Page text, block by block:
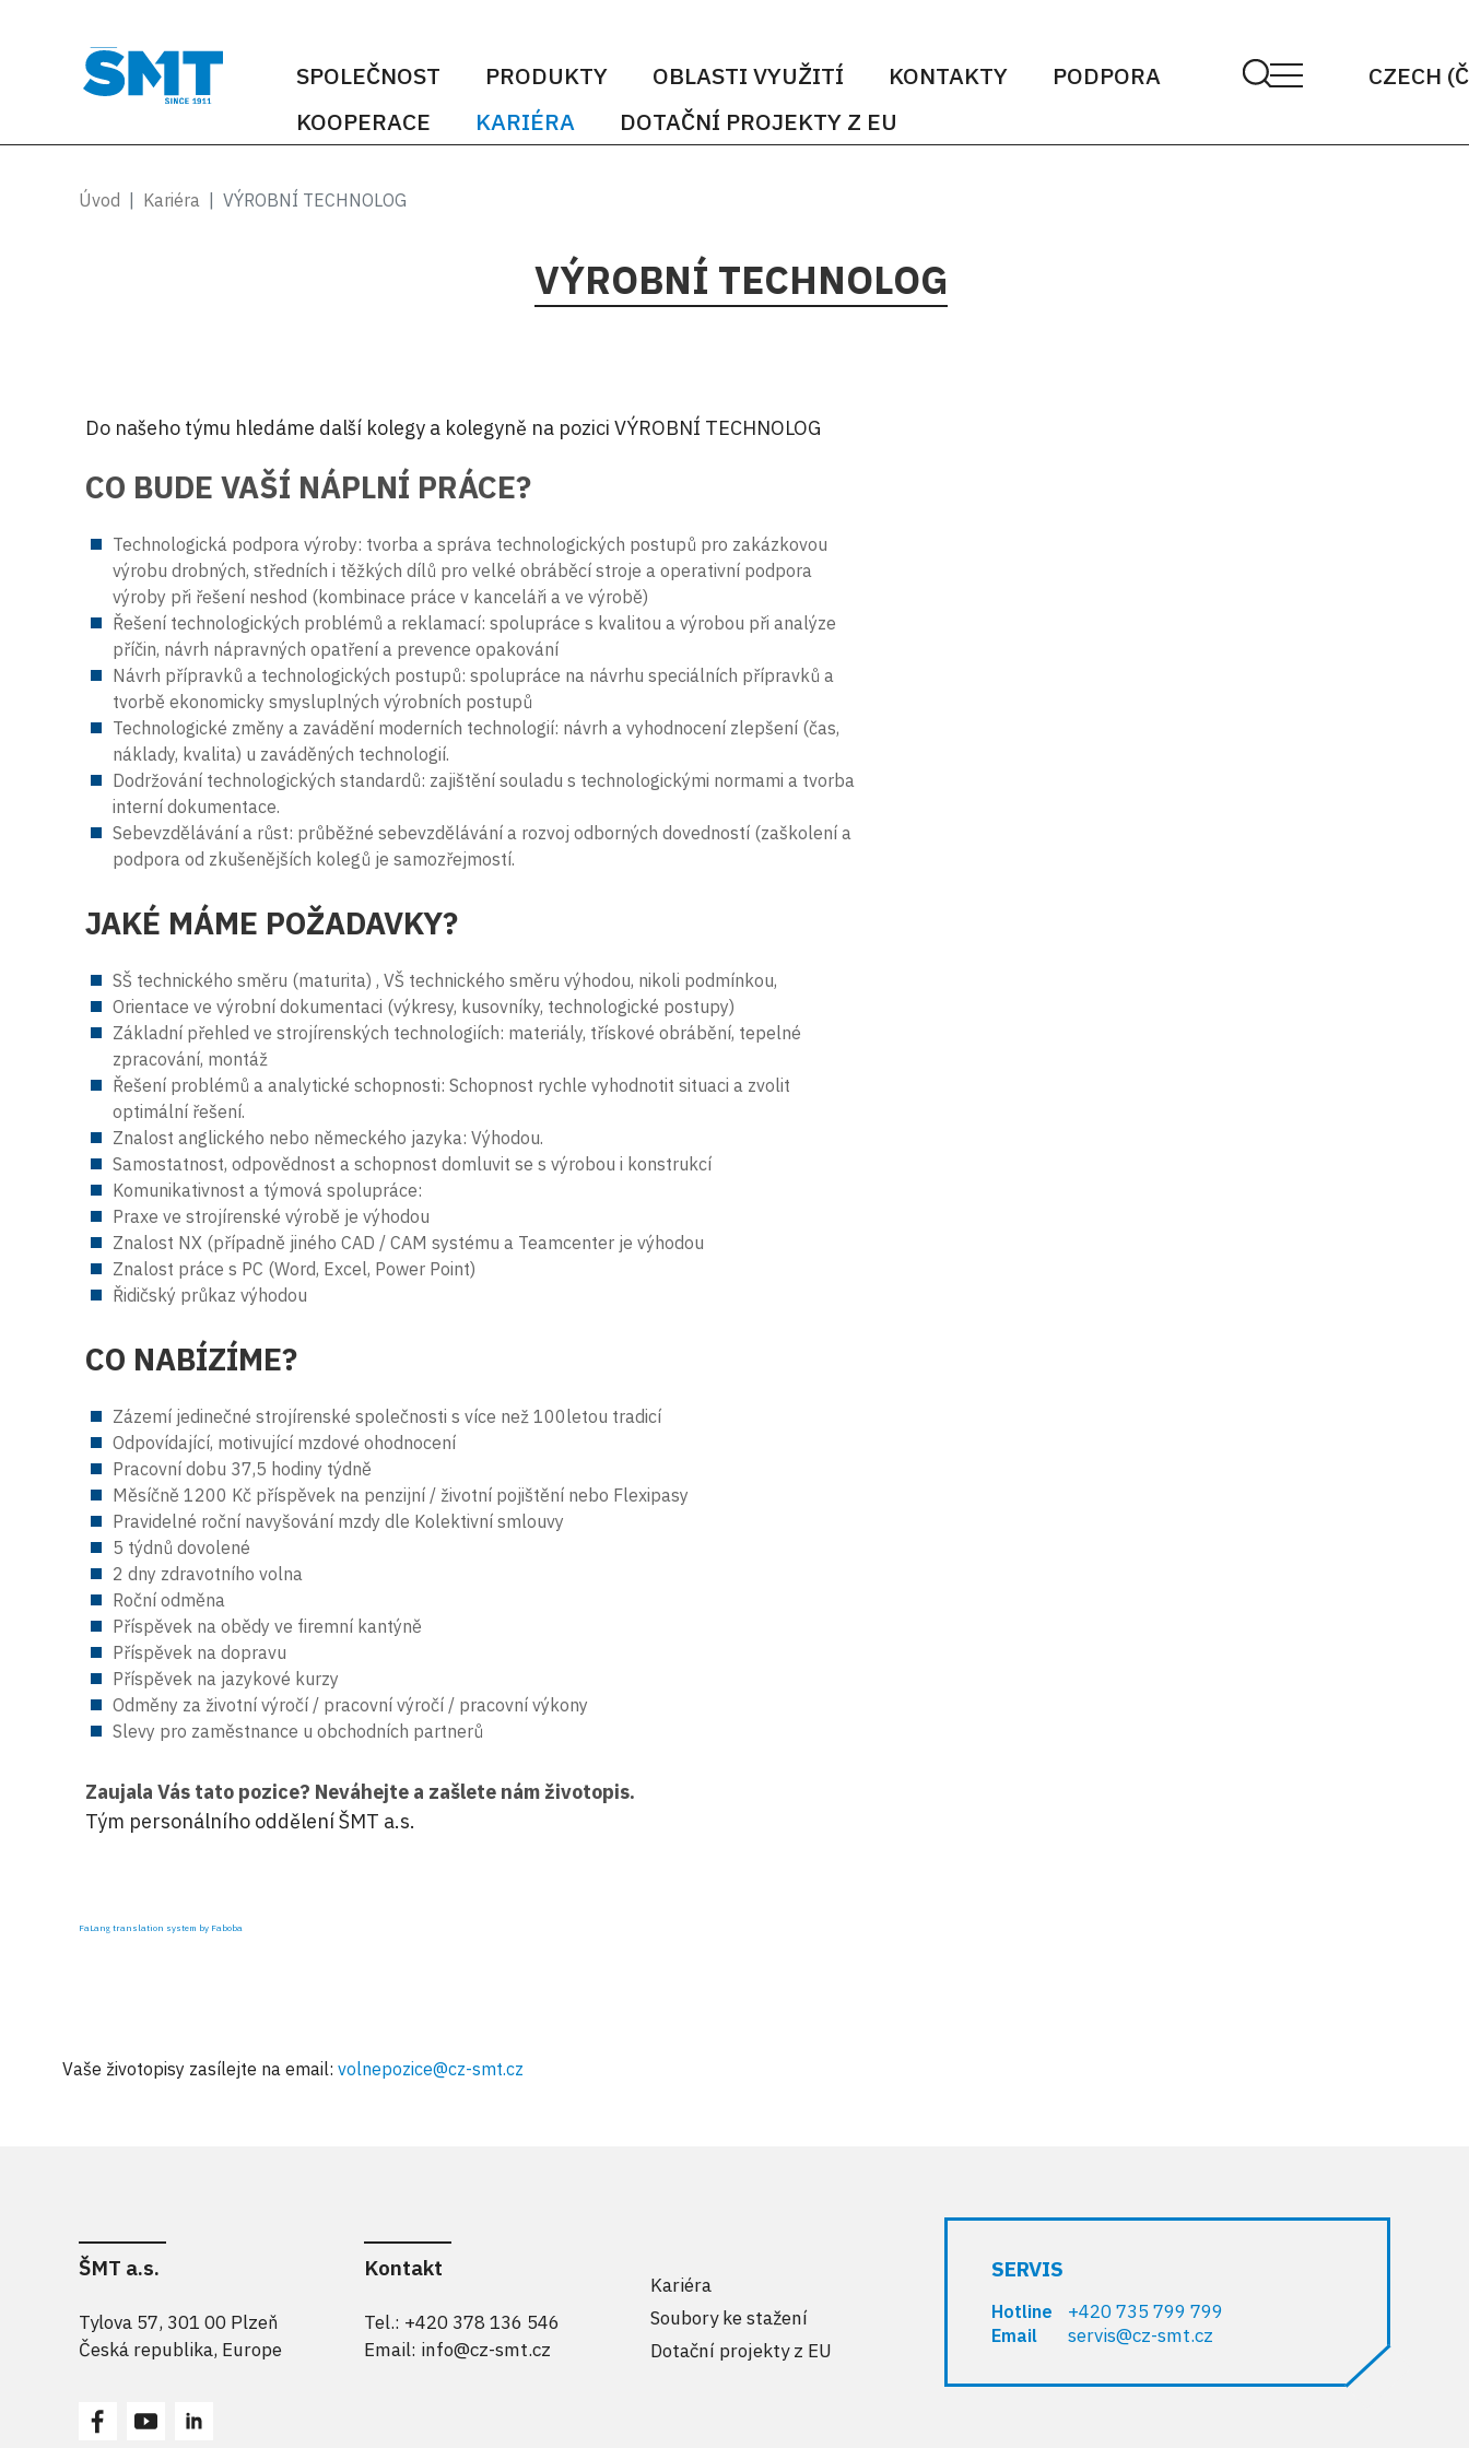
SPOLEČNOST PRODUKTY OBLASTI VYUŽITÍ KONTAKTY
PODPORA
KOOPERACE
KARIÉRA DOTAČNÍ PROJEKTY Z EU
CZECH
Úvod Kariéra VÝROBNÍ TECHNOLOG
VÝROBNÍ TECHNOLOG
Do našeho týmu hledáme další kolegy a kolegyně na pozici VÝROBNÍ TECHNOLOG
CO BUDE VAŠÍ NÁPLNÍ PRÁCE?
Technologická podpora výroby: tvorba a správa technologických postupů pro zakázkovou
výrobu drobných, středních i těžkých dílů pro velké obráběcí stroje a operativní podpora
výroby při řešení neshod (kombinace práce v kanceláři a ve výrobě)
Řešení technologických problémů a reklamací: spolupráce s kvalitou a výrobou při analýze
příčin, návrh nápravných opatření a prevence opakování
Návrh přípravků a technologických postupů: spolupráce na návrhu speciálních přípravků a
tvorbě ekonomicky smysluplných výrobních postupů
Technologické změny a zavádění moderních technologií: návrh a vyhodnocení zlepšení (čas,
náklady, kvalita) u zaváděných technologií.
Dodržování technologických standardů: zajištění souladu s technologickými normami a tvorba
interní dokumentace.
Sebevzdělávání a růst: průběžné sebevzdělávání a rozvoj odborných dovedností (zaškolení a
podpora od zkušenějších kolegů je samozřejmostí.
JAKÉ MÁME POŽADAVKY?
SŠ technického směru (maturita) , VŠ technického směru výhodou, nikoli podmínkou,
Orientace ve výrobní dokumentaci (výkresy, kusovníky, technologické postupy)
Základní přehled ve strojírenských technologiích: materiály, třískové obrábění, tepelné
zpracování, montáž
Řešení problémů a analytické schopnosti: Schopnost rychle vyhodnotit situaci a zvolit
optimální řešení.
Znalost anglického nebo německého jazyka: Výhodou.
Samostatnost, odpovědnost a schopnost domluvit se s výrobou i konstrukcí
Komunikativnost a týmová spolupráce:
Praxe ve strojírenské výrobě je výhodou
Znalost NX (případně jiného CAD / CAM systému a Teamcenter je výhodou
Znalost práce s PC (Word, Excel, Power Point)
Řidičský průkaz výhodou
CO NABÍZÍME?
Zázemí jedinečné strojírenské společnosti s více než 100letou tradicí
Odpovídající, motivující mzdové ohodnocení
Pracovní dobu 37,5 hodiny týdně
Měsíčně 1200 Kč příspěvek na penzijní / životní pojištění nebo Flexipasy
Pravidelné roční navyšování mzdy dle Kolektivní smlouvy
5 týdnů dovolené
2 dny zdravotního volna
Roční odměna
Příspěvek na obědy ve firemní kantýně
Příspěvek na dopravu
Příspěvek na jazykové kurzy
Odměny za životní výročí / pracovní výročí / pracovní výkony
Slevy pro zaměstnance u obchodních partnerů
Zaujala Vás tato pozice? Neváhejte a zašlete nám životopis.
Tým personálního oddělení ŠMT a.s.
FaLang translation system by Faboba
Vaše životopisy zasílejte na email: volnepozice@cz-smt.cz
ŠMT a.s.
Tylova 57, 301 00 Plzeň
Česká republika, Europe
Kontakt
Tel.: +420 378 136 546
Email: info@cz-smt.cz
Kariéra
Soubory ke stažení
Dotační projekty z EU
SERVIS
Hotline +420 735 799 799
Email servis@cz-smt.cz